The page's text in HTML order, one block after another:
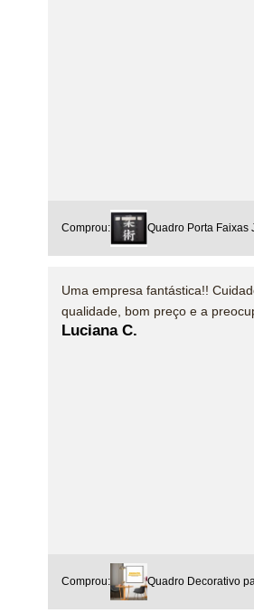
Comprou: Quadro Porta Faixas
Uma empresa fantástica!!
qualidade, bom preço e a
Luciana C.
Comprou: Quadro Decorativo